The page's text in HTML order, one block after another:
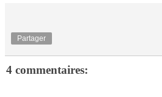
Partager
4 commentaires: